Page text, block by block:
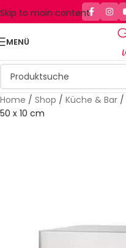
Skip to main content
MENÜ
Home / Shop / Küche & Bar /
50 x 10 cm